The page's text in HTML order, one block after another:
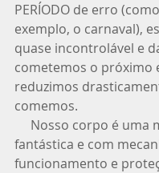
PERÍODO de erro
exemplo, o carnaval),
quase incontrolável e
cometemos o próximo
reduzimos
comemos.
fantástica e com
funcionamento e